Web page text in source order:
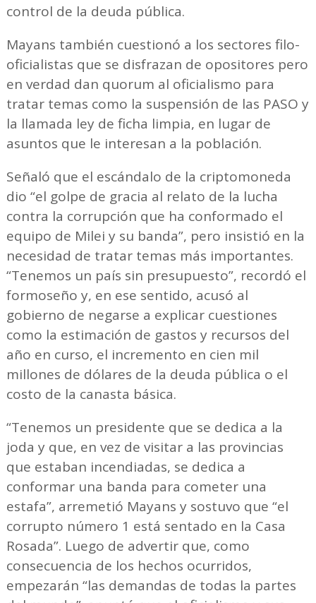
control de la deuda pública.
Mayans también cuestionó a los sectores filo-
oficialistas que se disfrazan de opositores pero
en verdad dan quorum al oficialismo para
tratar temas como la suspensión de las PASO y
la llamada ley de ficha limpia, en lugar de
asuntos que le interesan a la población.
Señaló que el escándalo de la criptomoneda
dio “el golpe de gracia al relato de la lucha
contra la corrupción que ha conformado el
equipo de Milei y su banda”, pero insistió en la
necesidad de tratar temas más importantes.
“Tenemos un país sin presupuesto”, recordó el
formoseño y, en ese sentido, acusó al
gobierno de negarse a explicar cuestiones
como la estimación de gastos y recursos del
año en curso, el incremento en cien mil
millones de dólares de la deuda pública o el
costo de la canasta básica.
“Tenemos un presidente que se dedica a la
joda y que, en vez de visitar a las provincias
que estaban incendiadas, se dedica a
conformar una banda para cometer una
estafa”, arremetió Mayans y sostuvo que “el
corrupto número 1 está sentado en la Casa
Rosada”. Luego de advertir que, como
consecuencia de los hechos ocurridos,
empezarán “las demandas de todas la partes